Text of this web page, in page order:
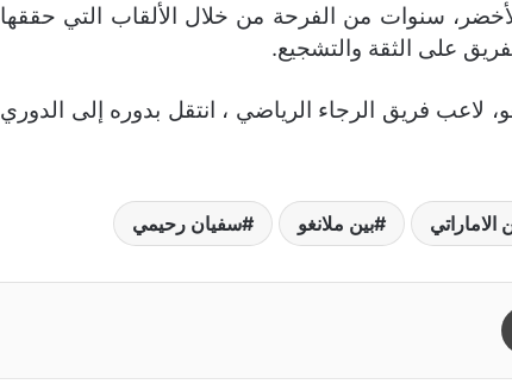
سنوات من الفرحة من خلال الألقاب التي حققها
على الثقة والتشجيع.
لاعب فريق الرجاء الرياضي ، انتقل بدوره إلى الدوري
الاماراتي بين ملانغو سفيان رحيمي